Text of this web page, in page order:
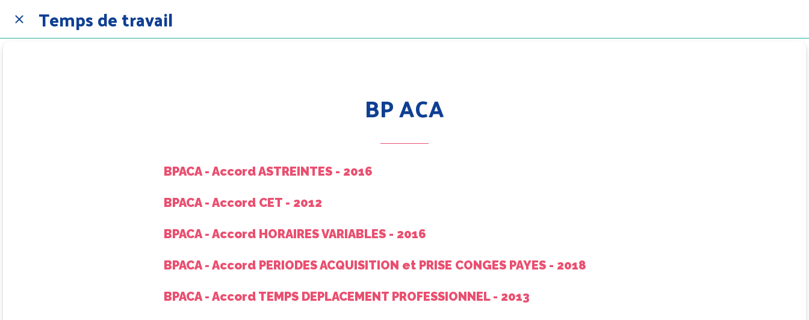
Temps de travail
BP ACA
BPACA - Accord ASTREINTES - 2016
BPACA - Accord CET - 2012
BPACA - Accord HORAIRES VARIABLES - 2016
BPACA - Accord PERIODES ACQUISITION et PRISE CONGES PAYES - 2018
BPACA - Accord TEMPS DEPLACEMENT PROFESSIONNEL - 2013